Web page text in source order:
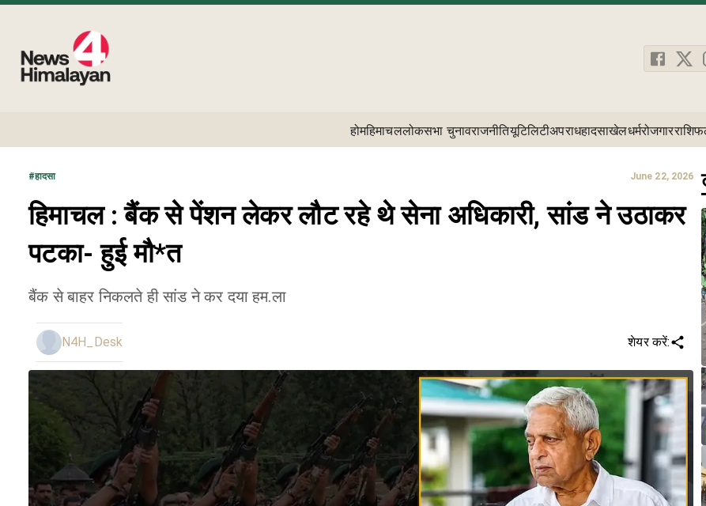
होमहिमाचललोकसभा चुनावराजनीतियूटिलिटीअपराधहादसाखेलधर्मरोजगार
#हादसा June 22, 2026
हिमाचल : बैंक से पेंशन लेकर लौट रहे थे सेना अधिकारी, सांड ने उठाकर
पटका- हुई मौ*त
बैंक से बाहर निकलते ही सांड ने कर दया हम.ला
N4H_Desk शेयर करें: